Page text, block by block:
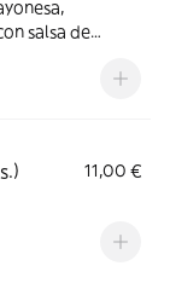
salsa de
11,00 €